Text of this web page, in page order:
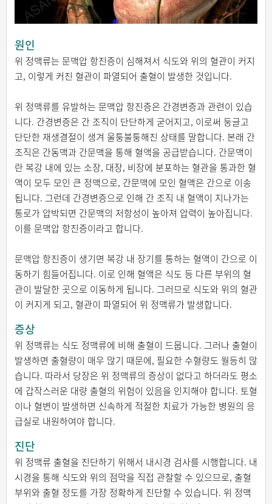
원인
위 정맥류는 문맥압 항진증이 심해져서 식도와 위의 혈관이 커지
고, 이렇게 커진 혈관이 파열되어 출혈이 발생한 것입니다.
위 정맥류를 유발하는 문맥압 항진증은 간경변증과 관련이 있습
니다. 간경변증은 간 조직이 단단하게 굳어지고, 이로써 둥글고
단단한 재생결절이 생겨 울퉁불퉁해진 상태를 말합니다. 본래 간
조직은 간동맥과 간문맥을 통해 혈액을 공급받습니다. 간문맥이
란 복강 내에 있는 소장, 대장, 비장에 분포하는 혈관을 통과한 혈
액이 모두 모인 큰 정맥으로, 간문맥에 모인 혈액은 간으로 이송
됩니다. 그런데 간경변증으로 인해 간 조직 내 혈액이 지나가는
통로가 압박되면 간문맥의 저항성이 높아져 압력이 높아집니다.
이를 문맥압 항진증이라고 합니다.
문맥압 항진증이 생기면 복강 내 장기를 통하는 혈액이 간으로 이
동하기 힘들어집니다. 이로 인해 혈액은 식도 등 다른 부위의 혈
관이 발달한 곳으로 이동하게 됩니다. 그러므로 식도와 위의 혈관
이 커지게 되고, 혈관이 파열되어 위 정맥류가 발생합니다.
증상
위 정맥류는 식도 정맥류에 비해 출혈이 드뭅니다. 그러나 출혈이
발생하면 출혈량이 매우 많기 때문에, 필요한 수혈량도 월등히 많
습니다. 따라서 당장은 위 정맥류의 증상이 없다고 하더라도 평소
에 갑작스러운 대량 출혈의 위험이 있음을 인지해야 합니다. 토혈
이나 혈변이 발생하면 신속하게 적절한 치료가 가능한 병원의 응
급실로 내원하여야 합니다.
진단
위 정맥류 출혈을 진단하기 위해서 내시경 검사를 시행합니다. 내
시경을 통해 식도와 위의 점막을 직접 관찰할 수 있으므로, 출혈
부위와 출혈 정도를 가장 정확하게 진단할 수 있습니다. 위 정맥